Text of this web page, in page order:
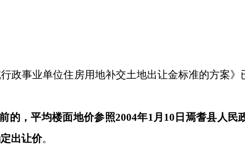
行政事业单位住房用地补交土地出让金标准的方案
的，平均楼面地价参照2004年1月10日焉耆县人
出让价。